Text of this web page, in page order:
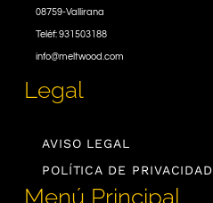
08759-Vallirana
Teléf: 931503188
info@meltwood.com
Legal
AVISO LEGAL
POLÍTICA DE PRIVACIDAD
Menú Principal